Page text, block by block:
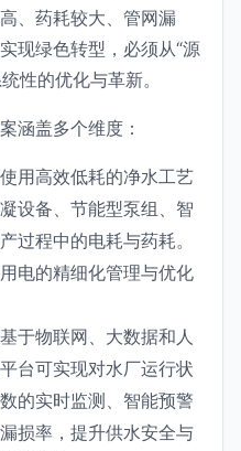
、药耗较大、管网漏
现绿色转型，必须从“源
性的优化与革新。
涵盖多个维度：
使用高效低耗的净水工艺
设备、节能型泵组、智
过程中的电耗与药耗。
电的精细化管理与优化
基于物联网、大数据和人
台可实现对水厂运行状
的实时监测、智能预警
损率，提升供水安全与